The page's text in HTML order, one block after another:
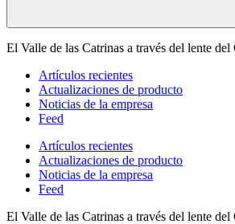
El Valle de las Catrinas a través del lente
Artículos recientes
Actualizaciones de producto
Noticias de la empresa
Feed
Artículos recientes
Actualizaciones de producto
Noticias de la empresa
Feed
El Valle de las Catrinas a través del lente